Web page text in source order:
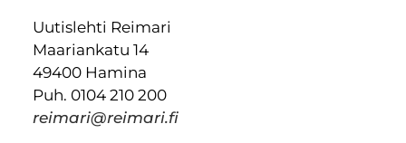
Uutislehti Reimari
Maariankatu 14
49400 Hamina
Puh. 0104 210 200
reimari@reimari.fi